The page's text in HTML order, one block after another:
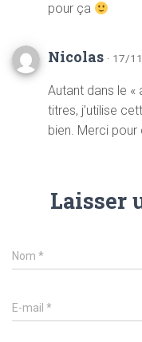
pour ça
Nicolas · 17/
Autant dans le «
titres, j’utilise
bien. Merci
Laisser
Nom *
E-mail *